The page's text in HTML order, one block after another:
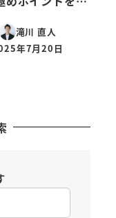
滝川 直人
日
年7月20日